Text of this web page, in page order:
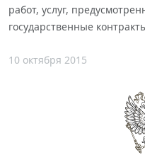
работ, услуг,
государственные
10 октября 2015